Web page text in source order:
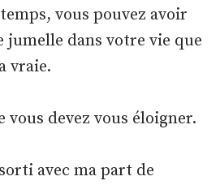
vous pouvez avoir
jumelle dans votre vie que
vraie.
vous devez vous éloigner.
avec ma part de